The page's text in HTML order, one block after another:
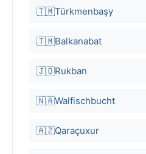
🇹🇲Türkmenbaşy
🇹🇲Balkanabat
🇯🇴Rukban
🇳🇦Walfischbucht
🇦🇿Qaraçuxur